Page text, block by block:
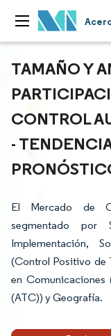
TAMAÑO Y
CONTROL
-
El Mercado de
segmentado por
Implementación,
(Control Positivo de
en
(ATC)) y Geografía.